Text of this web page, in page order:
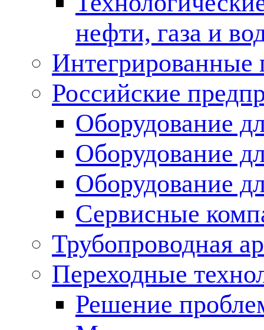
нефти, газа и
Российские
Оборудование
Оборудование
Оборудование
Сервисные
Трубопроводная
Переходные
Решение